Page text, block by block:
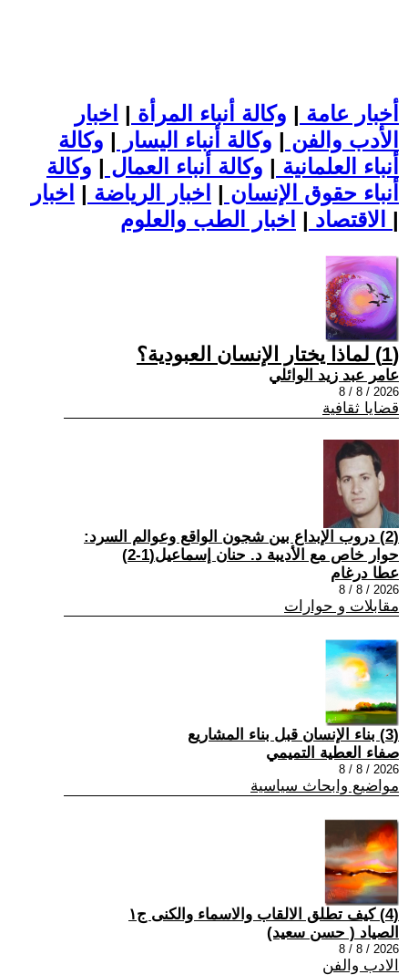
أخبار عامة | وكالة أنباء المرأة | اخبار
الأدب والفن | وكالة أنباء اليسار | وكالة
أنباء العلمانية | وكالة أنباء العمال | وكالة
أنباء حقوق الإنسان | اخبار الرياضة | اخبار
الاقتصاد | |
(1) لماذا يختار الإنسان العبودية؟
عامر عبد زيد الوائلي
2026 / 8 / 8
قضايا ثقافية
(2) دروب الإبداع بين شجون الواقع وعوالم السرد:
حوار خاص مع الأديبة د. حنان إسماعيل(1-2)
عطا درغام
2026 / 8 / 8
مقابلات و حوارات
(3) بناء الإنسان قبل بناء المشاريع
صفاء العطية التميمي
2026 / 8 / 8
مواضيع وابحاث سياسية
(4) كيف تطلق الالقاب والاسماء والكنى ج١
الصياد ‏( حسن سعيد‏)
2026 / 8 / 8
الادب والفن